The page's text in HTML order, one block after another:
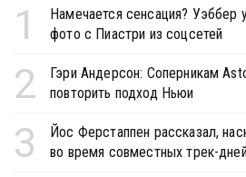
1
Намечается сенсация? Уэббер
фото с Пиастри из соцсетей
2
Гэри Андерсон: Соперникам
повторить подход Ньюи
3
Йос Ферстаппен рассказал,
во время совместных трек-дней